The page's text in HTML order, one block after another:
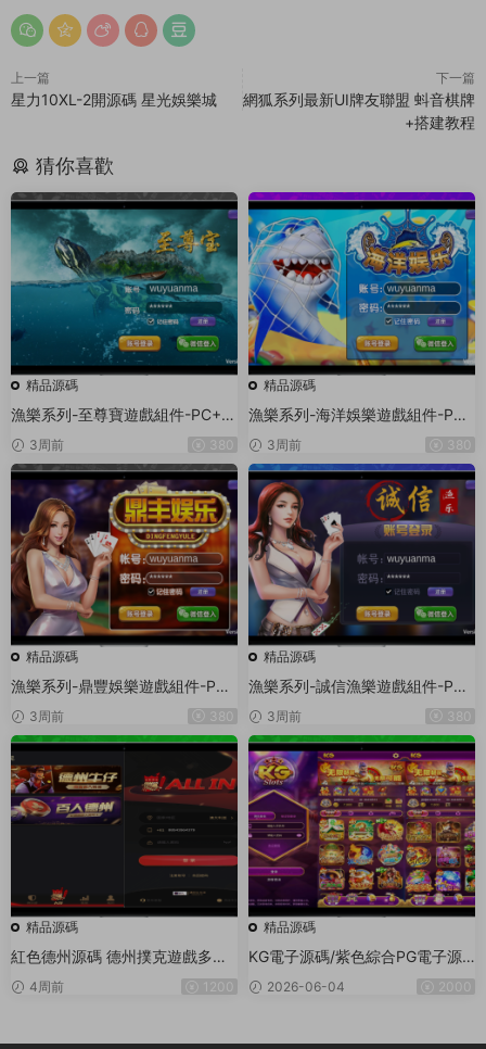
上一篇
星力10XL-2開源碼 星光娛樂城
下一篇
網狐系列最新UI牌友聯盟 蚪音棋牌
+搭建教程
猜你喜歡
精品源碼
漁樂系列-至尊寶遊戲組件-PC+安
卓+蘋果3端
3周前 380
精品源碼
漁樂系列-海洋娛樂遊戲組件-PC
+安卓+蘋果3端
3周前 380
精品源碼
漁樂系列-鼎豐娛樂遊戲組件-PC
+安卓+蘋果3端
3周前 380
精品源碼
漁樂系列-誠信漁樂遊戲組件-PC
+安卓+蘋果3端
3周前 380
精品源碼
紅色德州源碼 德州撲克遊戲多語
言版/Unity+JAVA版APP雙端源
碼/中英繁三語言+帶控+帶彩池持
4周前 1200
精品源碼
KG電子源碼/紫色綜合PG電子源
碼/老虎機源碼/電玩城源碼/PG遊
戲系統源碼/棋牌捕魚無需接口無
2026-06-04 2000